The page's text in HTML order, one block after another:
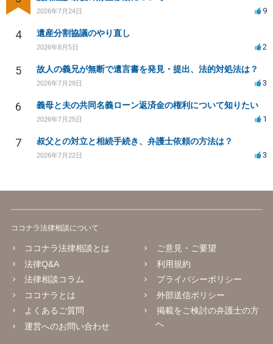
2026年7月24日 9
4 遺産分割協議のやり直し
2026年8月5日 2
5 故人の義兄が無断で遺言書を発見・提出、法的対処法は？
2026年7月29日 3
6 義母と夫の共同名義ローン返済金の権利について知りたい
2026年7月25日 1
7 叔父との対立と相続手続き、弁護士依頼の方法は？
2026年7月22日 3
ココナラ法律相談について
ココナラ法律相談とは
法律Q&A
法律相談コラム
ココナラとは
よくあるご質問
運営へのお問い合わせ
ご意見・ご要望
利用規約
プライバシーポリシー
外部送信ポリシー
掲載をご検討の弁護士の方
へ